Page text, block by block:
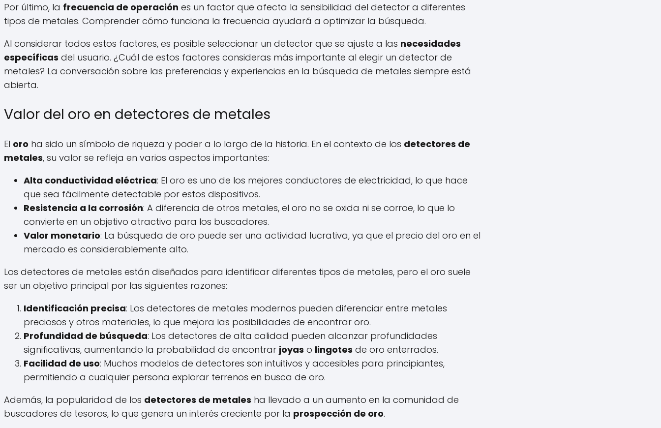
Por último, la frecuencia de operación es un factor que afecta la sensibilidad del detector a diferentes
tipos de metales. Comprender cómo funciona la frecuencia ayudará a optimizar la búsqueda.
Al considerar todos estos factores, es posible seleccionar un detector que se ajuste a las necesidades
específicas del usuario. ¿Cuál de estos factores consideras más importante al elegir un detector de
metales? La conversación sobre las preferencias y experiencias en la búsqueda de metales siempre está
abierta.
Valor del oro en detectores de metales
El oro ha sido un símbolo de riqueza y poder a lo largo de la historia. En el contexto de los detectores de
metales, su valor se refleja en varios aspectos importantes:
Alta conductividad eléctrica: El oro es uno de los mejores conductores de electricidad, lo que hace
que sea fácilmente detectable por estos dispositivos.
Resistencia a la corrosión: A diferencia de otros metales, el oro no se oxida ni se corroe, lo que lo
convierte en un objetivo atractivo para los buscadores.
Valor monetario: La búsqueda de oro puede ser una actividad lucrativa, ya que el precio del oro en el
mercado es considerablemente alto.
Los detectores de metales están diseñados para identificar diferentes tipos de metales, pero el oro suele
ser un objetivo principal por las siguientes razones:
Identificación precisa: Los detectores de metales modernos pueden diferenciar entre metales
preciosos y otros materiales, lo que mejora las posibilidades de encontrar oro.
Profundidad de búsqueda: Los detectores de alta calidad pueden alcanzar profundidades
significativas, aumentando la probabilidad de encontrar joyas o lingotes de oro enterrados.
Facilidad de uso: Muchos modelos de detectores son intuitivos y accesibles para principiantes,
permitiendo a cualquier persona explorar terrenos en busca de oro.
Además, la popularidad de los detectores de metales ha llevado a un aumento en la comunidad de
buscadores de tesoros, lo que genera un interés creciente por la prospección de oro.